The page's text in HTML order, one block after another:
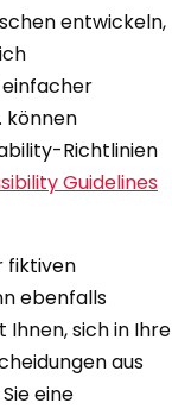
entwickeln,
können
Richtlinien
Guidelines
fiktiven
ebenfalls
sich in Ihre
aus
eine